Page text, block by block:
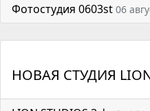
Фотостудия 0603st 06
НОВАЯ СТУДИЯ LION